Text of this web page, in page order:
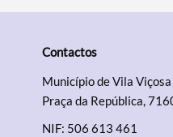
Contactos
Município de Vila Viçosa
Praça da República,
NIF: 506 613 461